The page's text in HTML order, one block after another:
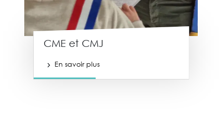
CME et CMJ
En savoir plus